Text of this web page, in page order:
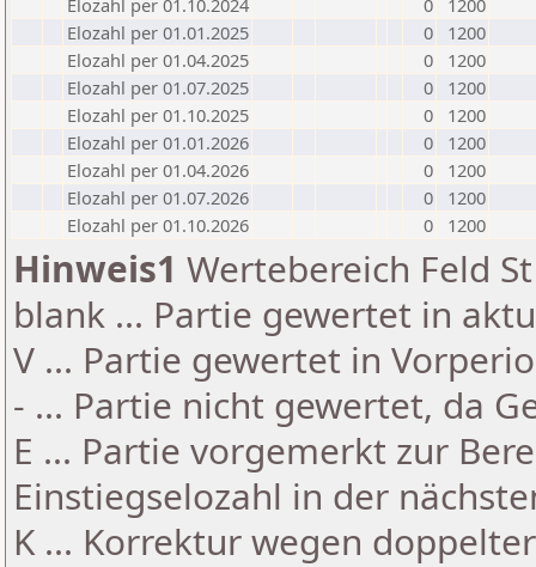
Elozahl per 01.10.2024
0
1200
Elozahl per 01.01.2025
0
1200
Elozahl per 01.04.2025
0
1200
Elozahl per 01.07.2025
0
1200
Elozahl per 01.10.2025
0
1200
Elozahl per 01.01.2026
0
1200
Elozahl per 01.04.2026
0
1200
Elozahl per 01.07.2026
0
1200
Elozahl per 01.10.2026
0 1200
Hinweis1 Wertebereich Feld
blank ... Partie gewertet in
V ... Partie gewertet in
- ... Partie nicht gewertet, da
E ... Partie vorgemerkt zur
Einstiegselozahl in der
K ... Korrektur wegen